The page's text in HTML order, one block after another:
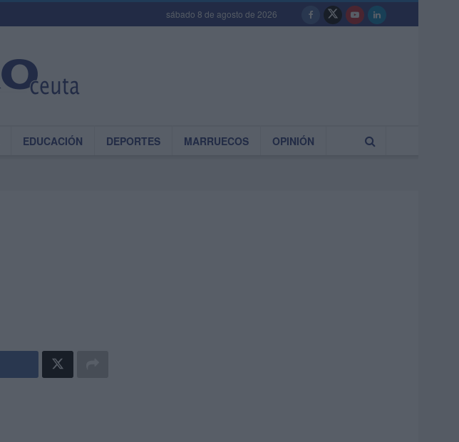
sábado 8 de agosto de 2026
EDUCACIÓN DEPORTES MARRUECOS OPINIÓN